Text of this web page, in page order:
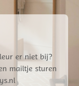
er niet bij?
mailtje sturen